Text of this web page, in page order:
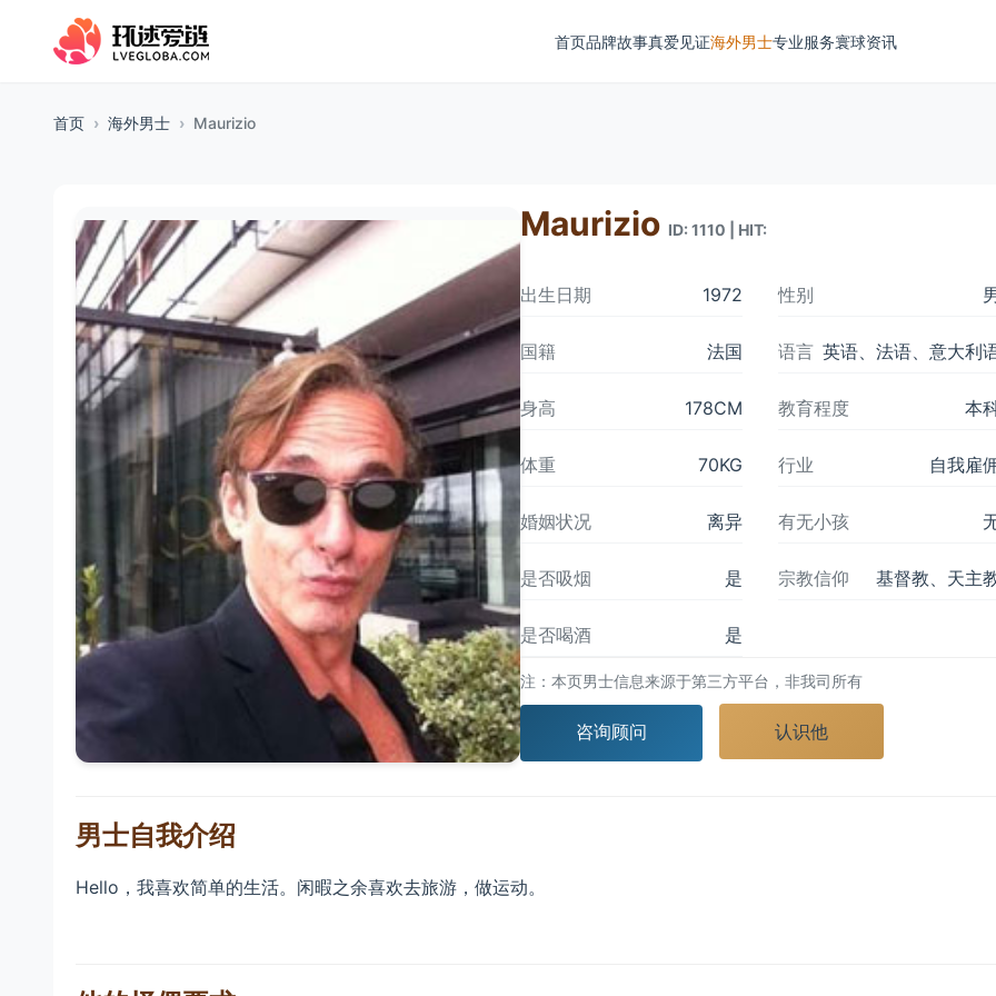
首页品牌故事真爱见证海外男士专业服务寰球资讯
首页 海外男士 Maurizio
Maurizio ID: 1110 | HIT:
出生日期 1972 性别
国籍 法国 语言 英语、法语、意大利
身高 178CM 教育程度 本
体重 70KG 行业 自我雇
婚姻状况 离异 有无小孩
是否吸烟 是 宗教信仰 基督教、天主
是否喝酒 是
注：本页男士信息来源于第三方平台，非我司所有
咨询顾问 认识他
男士自我介绍
Hello，我喜欢简单的生活。闲暇之余喜欢去旅游，做运动。